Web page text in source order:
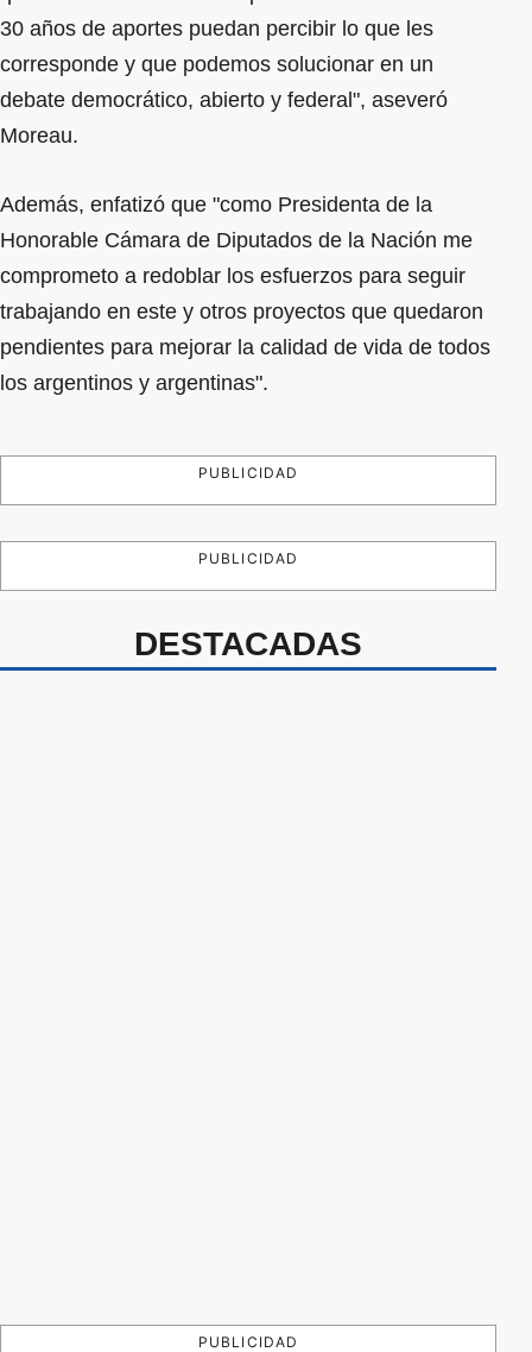
30 años de aportes puedan percibir lo que les
corresponde y que podemos solucionar en un
debate democrático, abierto y federal", aseveró
Moreau.
Además, enfatizó que "como Presidenta de la
Honorable Cámara de Diputados de la Nación me
comprometo a redoblar los esfuerzos para seguir
trabajando en este y otros proyectos que quedaron
pendientes para mejorar la calidad de vida de todos
los argentinos y argentinas".
PUBLICIDAD
PUBLICIDAD
DESTACADAS
PUBLICIDAD